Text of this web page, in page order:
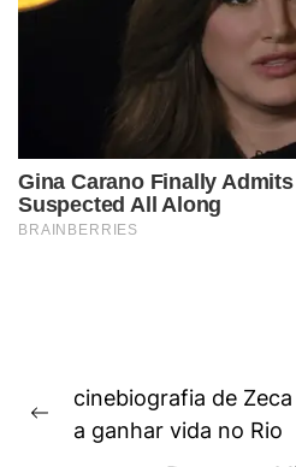
Navegação
dePrevious
cinebiografia de
a ganhar vida no Rio